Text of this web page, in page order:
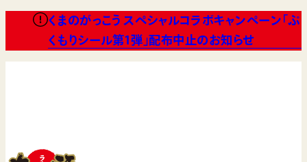
くまのがっこう スペシャルコラボキャンペーン「ぷ
くもりシール第1弾」配布中止のお知らせ